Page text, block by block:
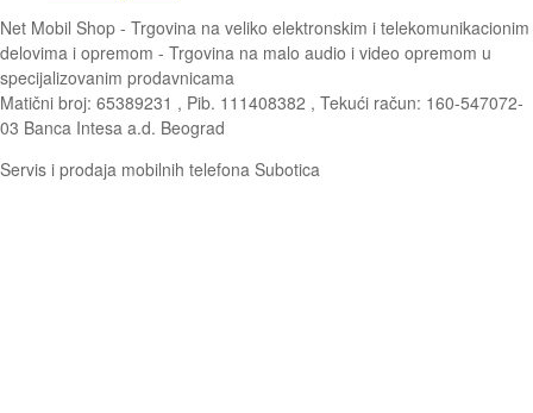
Net Mobil Shop - Trgovina na veliko elektronskim i telekomunikacionim
delovima i opremom - Trgovina na malo audio i video opremom u
specijalizovanim prodavnicama
Matični broj: 65389231 , Pib. 111408382 , Tekući račun: 160-547072-
03 Banca Intesa a.d. Beograd
Servis i prodaja mobilnih telefona Subotica